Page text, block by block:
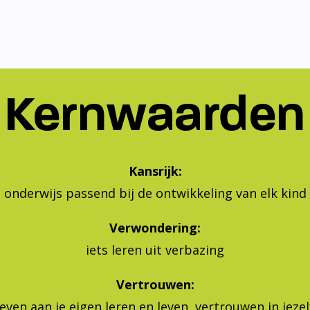
Kernwaarden
Kansrijk:
onderwijs passend bij de ontwikkeling van elk kind
Verwondering:
iets leren uit verbazing
Vertrouwen:
aan je eigen leren en leven, vertrouwen in